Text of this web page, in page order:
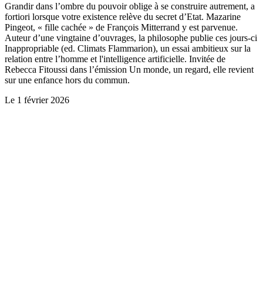
Grandir dans l’ombre du pouvoir oblige à se construire autrement, a
fortiori lorsque votre existence relève du secret d’Etat. Mazarine
Pingeot, « fille cachée » de François Mitterrand y est parvenue.
Auteur d’une vingtaine d’ouvrages, la philosophe publie ces jours-ci
Inappropriable (ed. Climats Flammarion), un essai ambitieux sur la
relation entre l’homme et l'intelligence artificielle. Invitée de
Rebecca Fitoussi dans l’émission Un monde, un regard, elle revient
sur une enfance hors du commun.
Le 1 février 2026